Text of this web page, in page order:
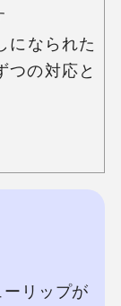
になられた
つの対応と
リップが